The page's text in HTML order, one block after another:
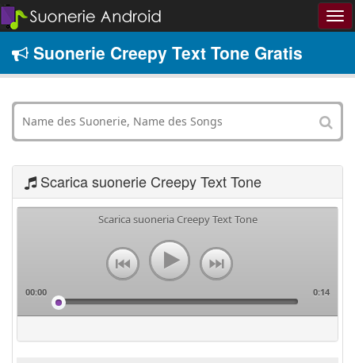
Suonerie Creepy Text Tone Gratis
Scarica suonerie Creepy Text Tone
Scarica suoneria Creepy Text Tone
00:00 0:14